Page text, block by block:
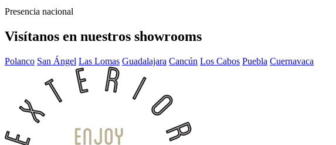
Presencia nacional
Visítanos en nuestros showrooms
Polanco San Ángel Las Lomas Guadalajara Cancún Los Cabos Puebla Cuernavaca